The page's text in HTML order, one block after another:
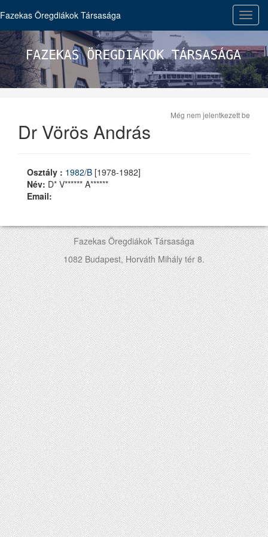
Fazekas Öregdiákok Társasága
Még nem jelentkezett be
Dr Vörös András
Osztály : 1982/B [1978-1982]
Név: D* V****** A******
Email:
Fazekas Öregdiákok Társasága
1082 Budapest, Horváth Mihály tér 8.